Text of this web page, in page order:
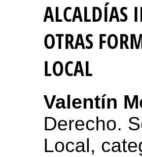
ALCALDÍAS
OTRAS
LOCAL
Valentín
Derecho.
Local,